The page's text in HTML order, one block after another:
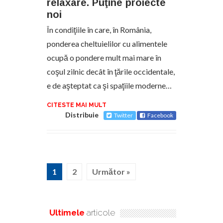
relaxare. Puţine proiecte
noi
În condiţiile în care, în România,
ponderea cheltuielilor cu alimentele
ocupă o pondere mult mai mare în
coşul zilnic decât în ţările occidentale,
e de aşteptat ca şi spaţiile moderne…
CITESTE MAI MULT
Distribuie Twitter Facebook
1 2 Următor »
Ultimele articole